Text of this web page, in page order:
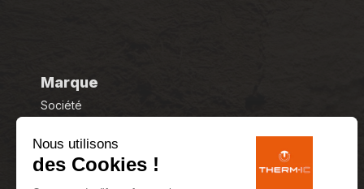
Nous utilisons
des Cookies !
Marque
Société
Technologies
Thermorégulation